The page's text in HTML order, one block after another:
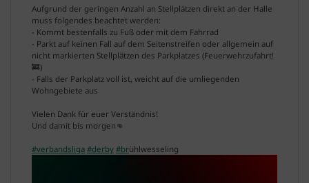
Aufgrund der geringen Anzahl an Stellplätzen direkt an der Halle
muss folgendes beachtet werden:
- Kommt bestenfalls zu Fuß oder mit dem Fahrrad
- Parkt auf keinen Fall auf dem Seitenstreifen oder allgemein auf
nicht markierten Stellplätzen des Parkplatzes (Feuerwehrzufahrt!
🚒)
- Falls der Parkplatz voll ist, weicht auf die umliegenden
Wohngebiete aus
Vielen Dank für euer Verständnis!
Und damit bis morgen👊
#verbandsliga #derby #brühlwesseling